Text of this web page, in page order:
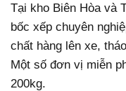
Tại kho Biên Hòa và
bốc xếp chuyên
chất hàng lên xe,
Một số đơn vị miễn
200kg.